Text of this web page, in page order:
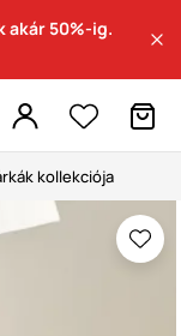
akár 50%-ig.
kollekciója